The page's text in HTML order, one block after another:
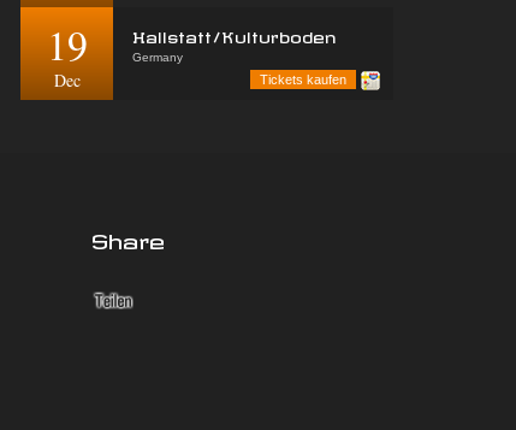
19
Dec
Hallstatt/Kulturboden
Germany
Tickets kaufen
Share